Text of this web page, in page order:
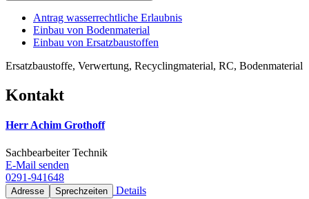
Antrag wasserrechtliche Erlaubnis
Einbau von Bodenmaterial
Einbau von Ersatzbaustoffen
Ersatzbaustoffe, Verwertung, Recyclingmaterial, RC, Bodenmaterial
Kontakt
Herr Achim Grothoff
Sachbearbeiter Technik
E-Mail senden
0291-941648
Adresse Sprechzeiten Details